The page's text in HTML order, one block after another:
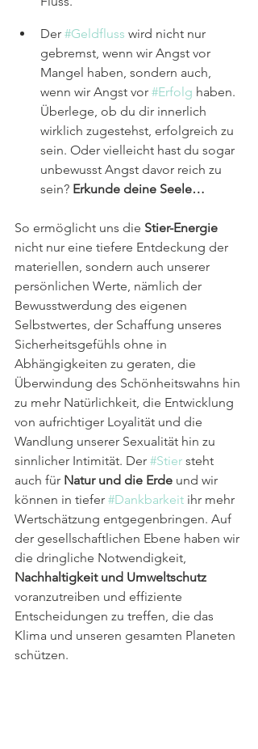
Der #Geldfluss wird nicht nur
gebremst, wenn wir Angst vor
Mangel haben, sondern auch,
wenn wir Angst vor #Erfolg haben.
Überlege, ob du dir innerlich
wirklich zugestehst, erfolgreich zu
sein. Oder vielleicht hast du sogar
unbewusst Angst davor reich zu
sein? Erkunde deine Seele…
So ermöglicht uns die Stier-Energie
nicht nur eine tiefere Entdeckung der
materiellen, sondern auch unserer
persönlichen Werte, nämlich der
Bewusstwerdung des eigenen
Selbstwertes, der Schaffung unseres
Sicherheitsgefühls ohne in
Abhängigkeiten zu geraten, die
Überwindung des Schönheitswahns hin
zu mehr Natürlichkeit, die Entwicklung
von aufrichtiger Loyalität und die
Wandlung unserer Sexualität hin zu
sinnlicher Intimität. Der #Stier steht
auch für Natur und die Erde und wir
können in tiefer #Dankbarkeit ihr mehr
Wertschätzung entgegenbringen. Auf
der gesellschaftlichen Ebene haben wir
die dringliche Notwendigkeit,
Nachhaltigkeit und Umweltschutz
voranzutreiben und effiziente
Entscheidungen zu treffen, die das
Klima und unseren gesamten Planeten
schützen.